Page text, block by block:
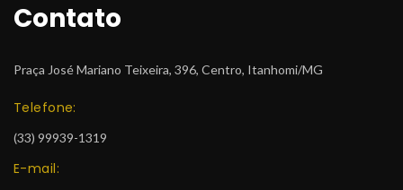
Contato
Praça José Mariano Teixeira, 396, Centro, Itanhomi/MG
Telefone:
(33) 99939-1319
E-mail: